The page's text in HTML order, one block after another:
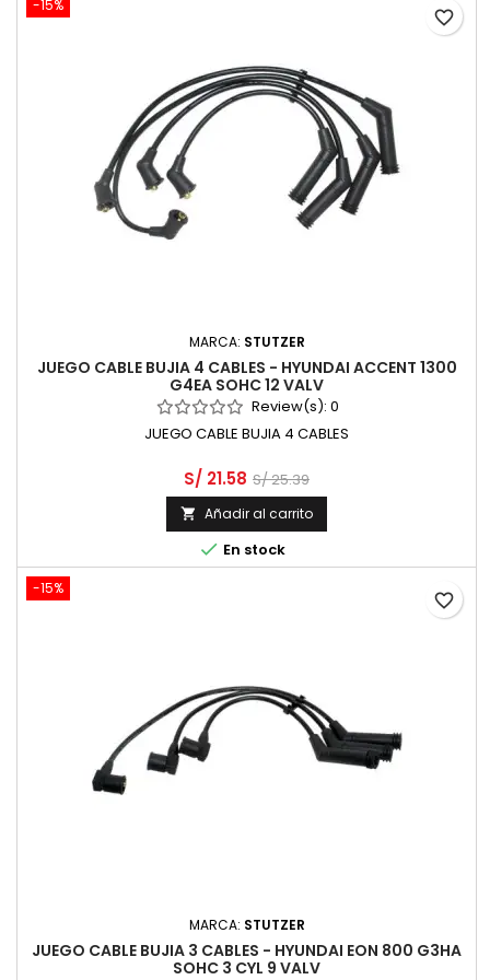
-15%
MARCA: STUTZER
JUEGO CABLE BUJIA 4 CABLES - HYUNDAI ACCENT 1300
G4EA SOHC 12 VALV
Review(s): 0
JUEGO CABLE BUJIA 4 CABLES
S/ 21.58 S/ 25.39
 Añadir al carrito
 En stock
favorite_border
-15%
MARCA: STUTZER
JUEGO CABLE BUJIA 3 CABLES - HYUNDAI EON 800 G3HA
SOHC 3 CYL 9 VALV
favorite_border